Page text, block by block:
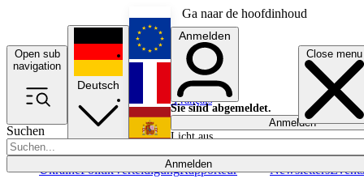
Ga naar de hoofdinhoud
Open sub
navigation
Close menu
Suchen
Anmelden
UkrainePolitikVerteidigungRapporteur NewslettersEvents
Deutsch
English
Français
Anmelden
Sie sind abgemeldet.
Anmelden
Licht aus